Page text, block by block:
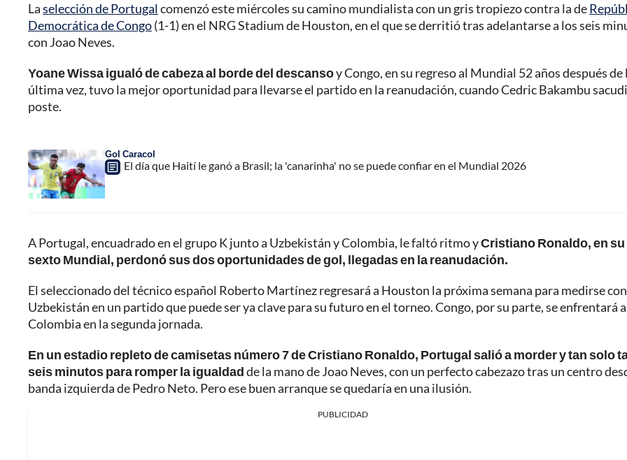
Laselección de Portugalcomenzó este miércoles su camino mundialista con un gris tropiezo contra la de
Democrática de Congo(1-1) en el NRG Stadium de Houston, en el que se derritió tras adelantarse a los seis
con Joao Neves.
Yoane Wissa igualó de cabeza al borde del descansoy Congo, en su regreso al Mundial 52 años después de
última vez, tuvo la mejor oportunidad para llevarse el partido en la reanudación, cuando Cedric Bakambu
poste.
Gol Caracol
El día que Haití le ganó a Brasil; la 'canarinha' no se puede confiar en el Mundial 2026
A Portugal, encuadrado en el grupo K junto a Uzbekistán y Colombia, le faltó ritmo yCristiano Ronaldo, en su
sexto Mundial, perdonó sus dos oportunidades de gol, llegadas en la reanudación.
El seleccionado del técnico español Roberto Martínez regresará a Houston la próxima semana para medirse con
Uzbekistán en un partido que puede ser ya clave para su futuro en el torneo. Congo, por su parte, se enfrentará a
Colombia en la segunda jornada.
En un estadio repleto de camisetas número 7 de Cristiano Ronaldo, Portugal salió a morder y tan solo
seis minutos para romper la igualdadde la mano de Joao Neves, con un perfecto cabezazo tras un centro
banda izquierda de Pedro Neto. Pero ese buen arranque se quedaría en una ilusión.
PUBLICIDAD